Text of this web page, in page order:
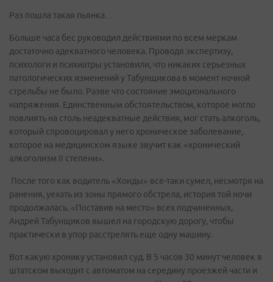
Раз пошла такая пьянка…
Больше часа бес руководил действиями по всем меркам
достаточно адекватного человека. Проводя экспертизу,
психологи и психиатры установили, что никаких серьезных
патологических изменений у Табунщикова в момент ночной
стрельбы не было. Разве что состояние эмоционального
напряжения. Единственным обстоятельством, которое могло
повлиять на столь неадекватные действия, мог стать алкоголь,
который спровоцировал у него хроническое заболевание,
которое на медицинском языке звучит как «хронический
алкоголизм II степени».
После того как водитель «Хонды» все-таки сумел, несмотря на
ранения, уехать из зоны прямого обстрела, история той ночи
продолжалась. «Поставив на место» всех подчиненных,
Андрей Табунщиков вышел на городскую дорогу, чтобы
практически в упор расстрелять еще одну машину.
Вот какую хронику установил суд. В 5 часов 30 минут человек в
штатском выходит с автоматом на середину проезжей части и